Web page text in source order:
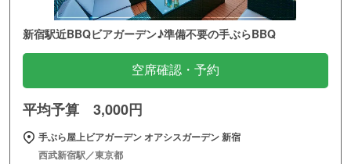
新宿駅近BBQビアガーデン♪準備不要の手ぶらBBQ
空席確認・予約
平均予算 3,000円
手ぶら屋上ビアガーデン オアシスガーデン 新宿
西武新宿駅／東京都